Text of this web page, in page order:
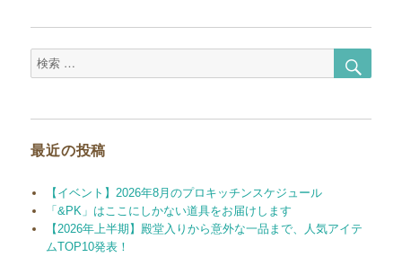
シ
ョ
ン
検
索
索
最近の投稿
【イベント】2026年8月のプロキッチンスケジュール
「&PK」はここにしかない道具をお届けします
【2026年上半期】殿堂入りから意外な一品まで、人気アイテ
ムTOP10発表！